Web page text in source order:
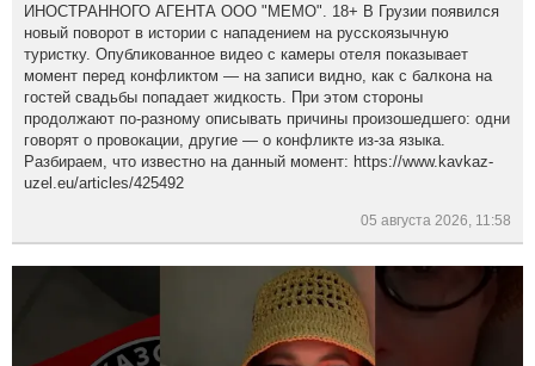
ИНОСТРАННОГО АГЕНТА ООО "МЕМО". 18+ В Грузии появился
новый поворот в истории с нападением на русскоязычную
туристку. Опубликованное видео с камеры отеля показывает
момент перед конфликтом — на записи видно, как с балкона на
гостей свадьбы попадает жидкость. При этом стороны
продолжают по-разному описывать причины произошедшего: одни
говорят о провокации, другие — о конфликте из-за языка.
Разбираем, что известно на данный момент: https://www.kavkaz-
uzel.eu/articles/425492
05 августа 2026, 11:58